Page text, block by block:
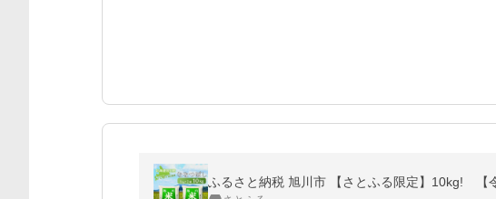
ふるさと納税 旭川市 【さとふる限定】10kg! 【